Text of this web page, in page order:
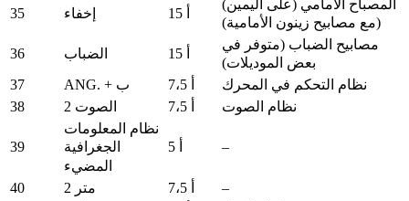
35 إخفاء
المصباح الأمامي (على اليمين)
(مع مصابيح زينون الأمامية)
36
الضباب
مصابيح الضباب (متوفر في
بعض الموديلات)
37
ANG. + ب
نظام التحكم في المحرك
38
الصوت 2 نظام الصوت
39
نظام المعلومات
الجغرافية
المضيء
–
40 متر 2
–